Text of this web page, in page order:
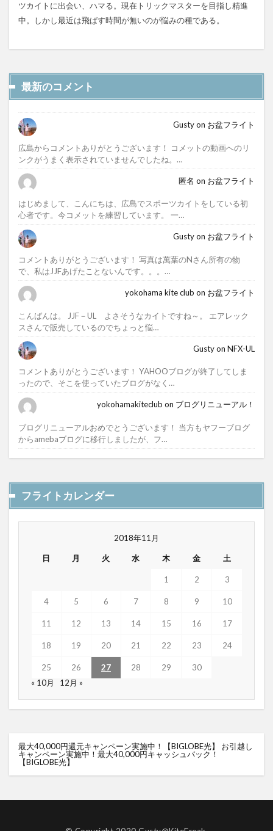
ツカイトに出会い、ハマる。現在トリックマスターを目指し精進
中。しかし最近は飛ばす時間が無いのが悩みの種である。
最新のコメント
Gustyon お盆フライト
広島からコメントありがとうございます！ コメットの動画へのリ
ンクがうまく表示されていませんでしたね。…
匿名 on お盆フライト
はじめまして、こんにちは、広島でスポーツカイトをしている初
心者です。今コメットを練習しています。 一…
Gustyon お盆フライト
コメントありがとうございます！ 写真は萬葉のNさん所有の物
で、私はJJFあげたことないんです。。。…
yokohama kite club on お盆フライト
こんばんは。 JJF－UL よさそうなカイトですね～。 エアレック
スさんで販売しているのでちょっと悩…
Gustyon NFX-UL
コメントありがとうございます！ YAHOOブログが終了してしま
ったので、そこを使っていたブログがなく…
yokohamakiteclub on ブログリニューアル！
ブログリニューアルおめでとうございます！ 当方もヤフーブログ
からamebaブログに移行しましたが、フ…
フライトカレンダー
2018年11月
日 月 火 水 木 金 土
1 2 3
4 5 6 7 8 9 10
11 12 13 14 15 16 17
18 19 20 21 22 23 24
25 26 27 28 29
30
« 10月
12月 »
最大40,000円還元キャンペーン実施中！【BIGLOBE光】
お引越し
キャンペーン実施中！最大40,000円キャッシュバック！
【BIGLOBE光】